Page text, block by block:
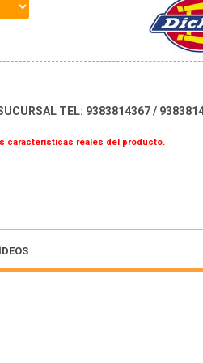
TEL: 9383814367 /
características reales del producto.